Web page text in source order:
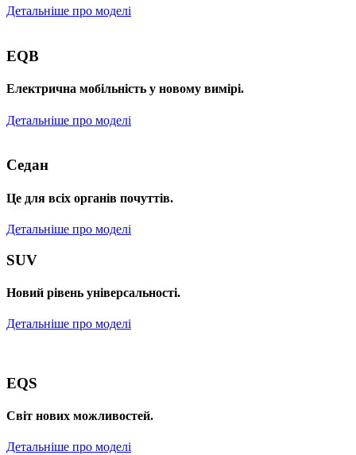
Детальніше про моделі
EQB
Електрична мобільність у новому вимірі.
Детальніше про моделі
Седан
Це для всіх органів почуттів.
Детальніше про моделі
SUV
Новий рівень універсальності.
Детальніше про моделі
EQS
Cвіт нових можливостей.
Детальніше про моделі